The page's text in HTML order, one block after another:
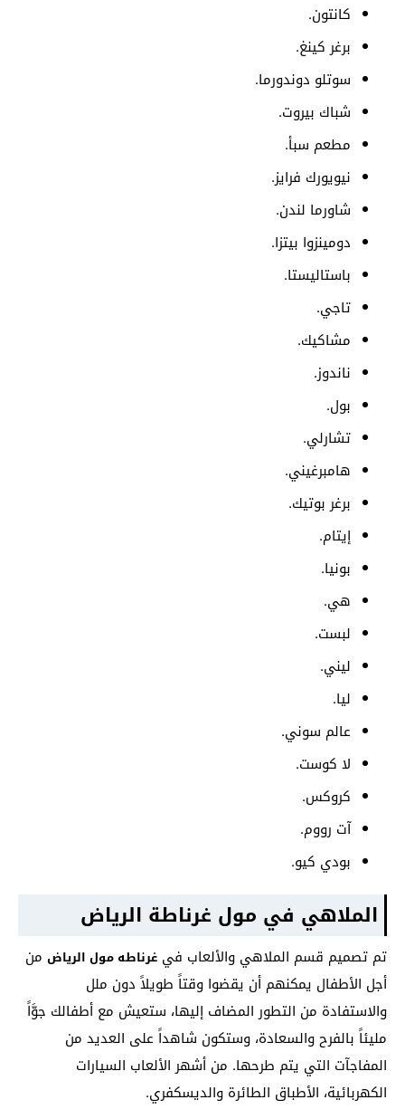
كانتون.
برغر كينغ.
سوتلو دوندورما.
شباك بيروت.
مطعم سبأ.
نيويورك فرايز.
شاورما لندن.
دومينزوا بيتزا.
باستاليستا.
تاجي.
مشاكيك.
ناندوز.
بول.
تشارلي.
هامبرغيني.
برغر بوتيك.
إيتام.
بونيا.
هي.
لبست.
ليني.
ليا.
عالم سوني.
لا كوست.
كروكس.
آت رووم.
بودي كيو.
الملاهي في مول غرناطة الرياض
تم تصميم قسم الملاهي والألعاب في غرناطه مول الرياض من
أجل الأطفال يمكنهم أن يقضوا وقتاً طويلاً دون ملل
والاستفادة من التطور المضاف إليها، ستعيش مع أطفالك جوَّاً
مليئاً بالفرح والسعادة، وستكون شاهداً على العديد من
المفاجآت التي يتم طرحها. من أشهر الألعاب السيارات
الكهربائية، الأطباق الطائرة والديسكفري.